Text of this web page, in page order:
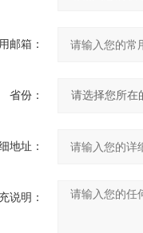
邮箱：
省份：
地址：
说明：